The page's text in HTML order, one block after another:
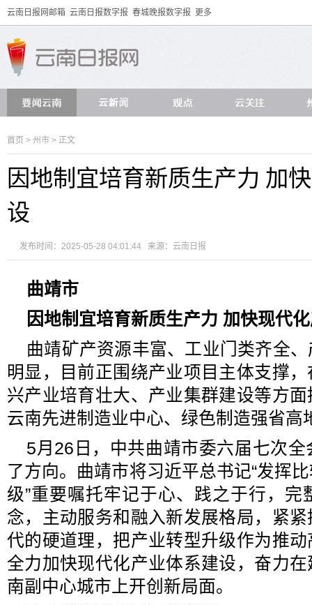
云南日报网邮箱 云南日报数字报 春城晚报数字报 更多
首页 > 州市 > 正文
因地制宜培育新质生产力 加
设
发布时间：2025-05-28 04:01:44 来源： 云南日报
曲靖市
因地制宜培育新质生产力 加快现代
曲靖矿产资源丰富、工业门类齐全
明显，目前正围绕产业项目主体支撑
兴产业培育壮大、产业集群建设等方
云南先进制造业中心、绿色制造强省高
5月26日，中共曲靖市委六届七次
了方向。曲靖市将习近平总书记“发挥
级”重要嘱托牢记于心、践之于行，
念，主动服务和融入新发展格局，紧
代的硬道理，把产业转型升级作为推
全力加快现代化产业体系建设，奋力
南副中心城市上开创新局面。